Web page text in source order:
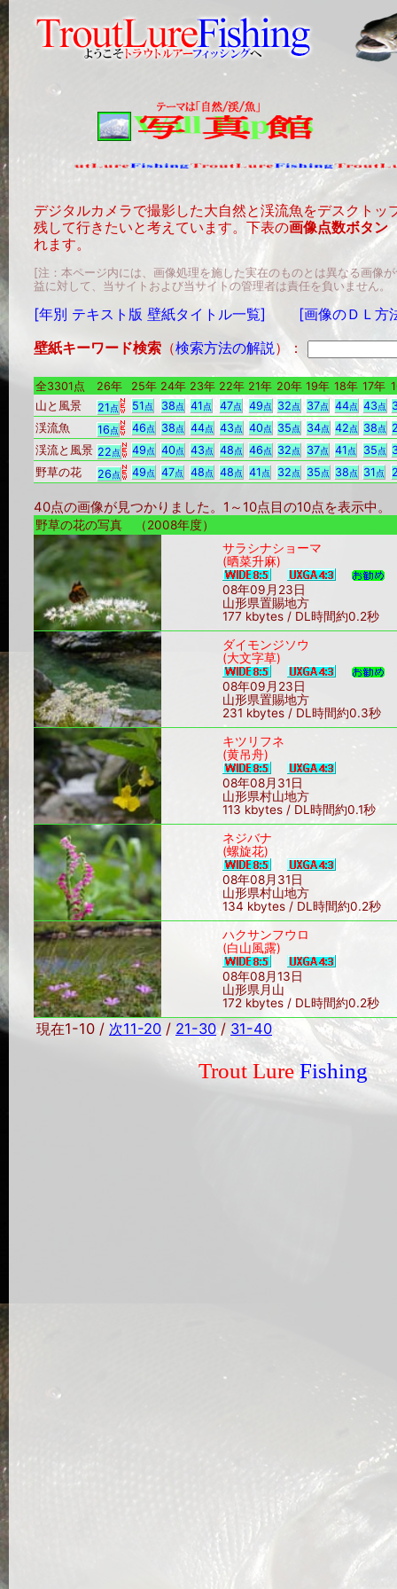
デジタルカメラで撮影した大自然と渓流魚をデスクト
残して行きたいと考えています。下表の画像点数ボタン
れます。
[注：本ページ内には、画像処理を施した実在のものとは異なる画像
益に対して、当サイトおよび当サイトの管理者は責任を負い
[年別 テキスト版 壁紙タイトル一覧]
[画像のＤＬ方
壁紙キーワード検索 （検索方法の解説）：
全3301点 26年 25年 24年 23年 22年 21年 20年 19年 18年 17年
山と風景
21点 51点 38点 41点 47点 49点 32点 37点 44点 43点
渓流魚
16点 46点 38点 44点 43点 40点 35点 34点 42点 38点
渓流と風景 22点 49点 40点 43点 48点 46点 32点 37点 41点 35点
野草の花
26点 49点 47点 48点 48点 41点 32点 35点 38点 31点
40点の画像が見つかりました。1～10点目の10点を表示中
野草の花の写真 （2008年度）
サラシナショーマ
(晒菜升麻)
08年09月23日
山形県置賜地方
177 kbytes / DL時間約0.2秒
ダイモンジソウ
(大文字草)
08年09月23日
山形県置賜地方
231 kbytes / DL時間約0.3秒
キツリフネ
(黄吊舟)
08年08月31日
山形県村山地方
113 kbytes / DL時間約0.1秒
ネジバナ
(螺旋花)
08年08月31日
山形県村山地方
134 kbytes / DL時間約0.2秒
ハクサンフウロ
(白山風露)
08年08月13日
山形県月山
172 kbytes / DL時間約0.2秒
現在1-10 / 次11-20 / 21-30/ 31-40
Trout LureFishing